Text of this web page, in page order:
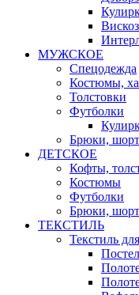
МУЖСКОЕ
Спецодежда
Костюмы,
Толстовки
Футболки
Брюки,
ДЕТСКОЕ
Кофты,
Костюмы
Футболки
Брюки,
ТЕКСТИЛЬ
Текстиль